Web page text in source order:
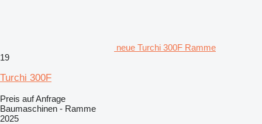
neue Turchi 300F Ramme
19
Turchi 300F
Preis auf Anfrage
Baumaschinen - Ramme
2025